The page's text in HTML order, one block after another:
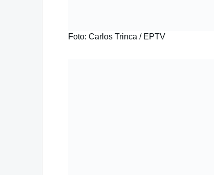
Foto: Carlos Trinca / EPTV